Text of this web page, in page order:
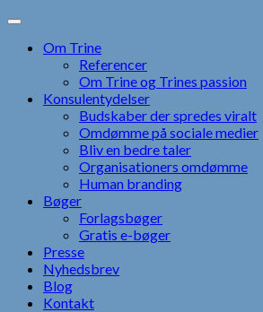
Skip
contentOm Trine
Referencer
Om Trine og Trines passion
Konsulentydelser
Budskaber der spredes viralt
Omdømme på sociale medier
Bliv en bedre taler
Organisationers omdømme
Human branding
Bøger
Forlagsbøger
Gratis e-bøger
Presse
Nyhedsbrev
Blog
Kontakt